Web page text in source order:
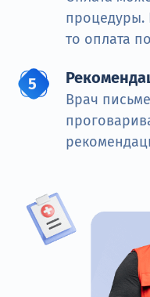
процедуры.
то оплата
Врач